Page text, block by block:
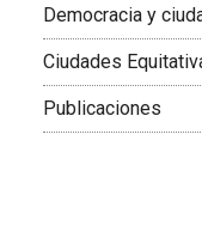
Democracia y
Ciudades
Publicaciones